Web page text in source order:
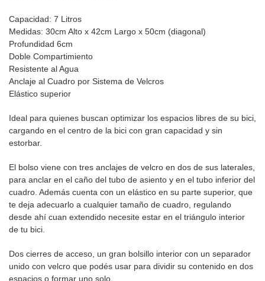
Capacidad: 7 Litros
Medidas: 30cm Alto x 42cm Largo x 50cm (diagonal)
Profundidad 6cm
Doble Compartimiento
Resistente al Agua
Anclaje al Cuadro por Sistema de Velcros
Elástico superior
Ideal para quienes buscan optimizar los espacios libres de su bici,
cargando en el centro de la bici con gran capacidad y sin
estorbar.
El bolso viene con tres anclajes de velcro en dos de sus laterales,
para anclar en el caño del tubo de asiento y en el tubo inferior del
cuadro. Además cuenta con un elástico en su parte superior, que
te deja adecuarlo a cualquier tamaño de cuadro, regulando
desde ahí cuan extendido necesite estar en el triángulo interior
de tu bici.
Dos cierres de acceso, un gran bolsillo interior con un separador
unido con velcro que podés usar para dividir su contenido en dos
espacios o formar uno solo.